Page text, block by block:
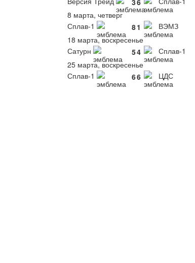
36
8 марта, четверг
Сплав-1
81 ВЭМЗ
18 марта, воскресенье
Сатурн
54 Сплав-1
25 марта, воскресенье
Сплав-1
66 ЦДС